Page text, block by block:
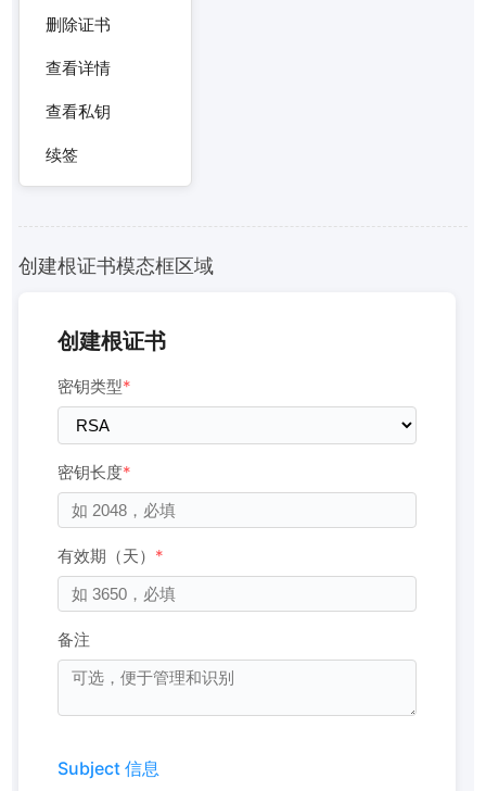
删除证书
查看详情
查看私钥
续签
创建根证书模态框区域
创建根证书
密钥类型*
密钥长度*
有效期（天） *
备注
Subject 信息